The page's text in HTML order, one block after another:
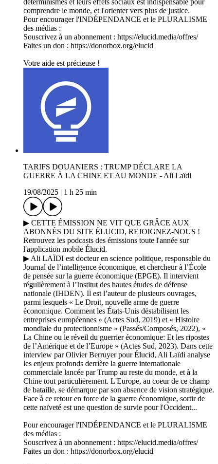
déterminismes et leurs effets sociaux est indispensable pour
comprendre le monde, et l'orienter vers plus de justice.
Pour encourager l'INDÉPENDANCE et le PLURALISME
des médias :
Souscrivez à un abonnement : ⁠⁠⁠⁠⁠⁠⁠⁠⁠⁠⁠⁠⁠⁠⁠⁠⁠⁠⁠⁠⁠⁠⁠⁠⁠⁠⁠⁠⁠⁠⁠⁠⁠⁠https://elucid.media/offres/⁠⁠⁠⁠⁠⁠⁠⁠⁠⁠⁠⁠⁠⁠⁠⁠⁠⁠⁠⁠⁠⁠⁠⁠⁠⁠⁠⁠⁠⁠⁠⁠⁠⁠
Faites un don : ⁠⁠⁠⁠⁠https://donorbox.org/elucid⁠⁠⁠⁠⁠
Votre aide est précieuse !
TARIFS DOUANIERS : TRUMP DÉCLARE LA
GUERRE À LA CHINE ET AU MONDE - Ali Laïdi
19/08/2025
1 h 25 min
▶ CETTE ÉMISSION NE VIT QUE GRÂCE AUX
ABONNÉS DU SITE ÉLUCID, REJOIGNEZ-NOUS !
Retrouvez les podcasts des émissions toute l'année sur
l'application mobile Élucid.
▶ Ali LAÏDI est docteur en science politique, responsable du
Journal de l’intelligence économique, et chercheur à l’École
de pensée sur la guerre économique (EPGE). Il intervient
régulièrement à l’Institut des hautes études de défense
nationale (IHDEN). Il est l’auteur de plusieurs ouvrages,
parmi lesquels « Le Droit, nouvelle arme de guerre
économique. Comment les États-Unis déstabilisent les
entreprises européennes » (Actes Sud, 2019) et « Histoire
mondiale du protectionnisme » (Passés/Composés, 2022), «
La Chine ou le réveil du guerrier économique: Et les ripostes
de l’Amérique et de l’Europe » (Actes Sud, 2023). Dans cette
interview par Olivier Berruyer pour Élucid, Ali Laïdi analyse
les enjeux profonds derrière la guerre internationale
commerciale lancée par Trump au reste du monde, et à la
Chine tout particulièrement. L'Europe, au coeur de ce champ
de bataille, se démarque par son absence de vision stratégique.
Face à ce retour en force de la guerre économique, sortir de
cette naïveté est une question de survie pour l'Occident...
Pour encourager l'INDÉPENDANCE et le PLURALISME
des médias :
Souscrivez à un abonnement : ⁠⁠⁠⁠⁠⁠⁠⁠⁠⁠⁠⁠⁠⁠⁠⁠⁠⁠⁠⁠⁠⁠⁠⁠⁠⁠⁠⁠⁠⁠⁠⁠⁠⁠https://elucid.media/offres/⁠⁠⁠⁠⁠⁠⁠⁠⁠⁠⁠⁠⁠⁠⁠⁠⁠⁠⁠⁠⁠⁠⁠⁠⁠⁠⁠⁠⁠⁠⁠⁠⁠⁠
Faites un don : ⁠⁠⁠⁠⁠https://donorbox.org/elucid⁠⁠⁠⁠⁠